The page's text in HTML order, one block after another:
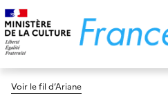
Voir le fil d’Ariane